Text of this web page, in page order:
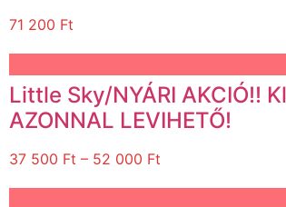
71 200 Ft
Little Sky/NYÁRI AKCIÓ!!
AZONNAL LEVIHETŐ!
37 500 Ft – 52 000 Ft